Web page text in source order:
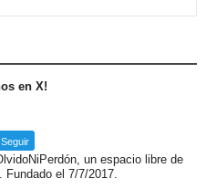
en X!
Seguir
un espacio libre de
el 7/7/2017.